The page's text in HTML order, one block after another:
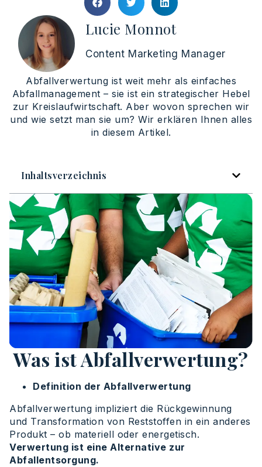
Lucie Monnot
Content Marketing Manager
Abfallverwertung ist weit mehr als einfaches
Abfallmanagement – sie ist ein strategischer Hebel
zur Kreislaufwirtschaft. Aber wovon sprechen wir
und wie setzt man sie um? Wir erklären Ihnen alles
in diesem Artikel.
Inhaltsverzeichnis
Was ist Abfallverwertung?
Definition der Abfallverwertung
Abfallverwertung impliziert die Rückgewinnung
und Transformation von Reststoffen in ein anderes
Produkt – ob materiell oder energetisch.
Verwertung ist eine Alternative zur
Abfallentsorgung.